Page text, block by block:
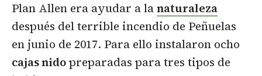
Plan Allen era ayudar a lanaturaleza
después del terrible incendio de Peñuelas
en junio de 2017. Para ello instalaron ocho
cajas nidopreparadas para tres tipos de